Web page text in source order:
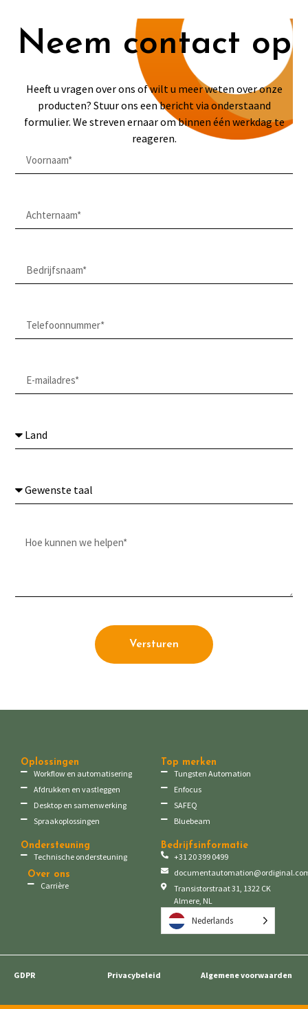
Neem contact op
Heeft u vragen over ons of wilt u meer weten over onze
producten? Stuur ons een bericht via onderstaand
formulier. We streven ernaar om binnen één werkdag te
reageren.
Versturen
Oplossingen
Workflow en automatisering
Afdrukken en vastleggen
Desktop en samenwerking
Spraakoplossingen
Top merken
Tungsten Automation
Enfocus
SAFEQ
Bluebeam
Ondersteuning
Technische ondersteuning
Over ons
Carrière
Bedrijfsinformatie
+31 20 399 0499
Transistorstraat 31, 1322 CK
Almere, NL
Nederlands
GDPR Privacybeleid Algemene voorwaarden